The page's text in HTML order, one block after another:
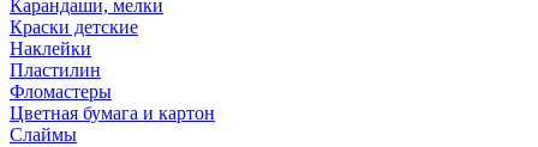
Карандаши, мелки
Краски детские
Наклейки
Пластилин
Фломастеры
Цветная бумага и картон
Слаймы